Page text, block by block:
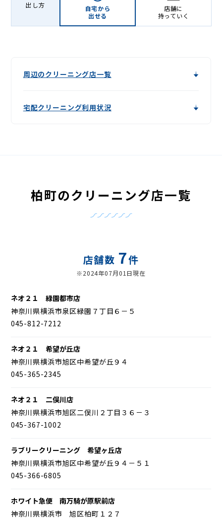
出し方
自宅から
出せる
店舗に
持っていく
周辺のクリーニング店一覧
宅配クリーニング利用状況
柏町のクリーニング店一覧
店舗数 7件
※2024年07月01日現在
ネオ２１ 緑園都市店
神奈川県横浜市泉区緑園７丁目６－５
045-812-7212
ネオ２１ 希望が丘店
神奈川県横浜市旭区中希望が丘９４
045-365-2345
ネオ２１ 二俣川店
神奈川県横浜市旭区二俣川２丁目３６－３
045-367-1002
ラブリークリーニング 希望ヶ丘店
神奈川県横浜市旭区中希望が丘９４－５１
045-366-6805
ホワイト急便 南万騎が原駅前店
神奈川県横浜市 旭区柏町１２７